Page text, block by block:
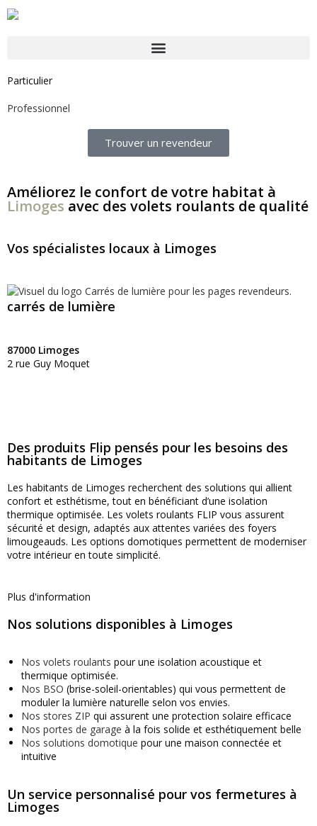
Particulier
Professionnel
Trouver un revendeur
Améliorez le confort de votre habitat à
Limoges avec des volets roulants de qualité
Vos spécialistes locaux à Limoges
carrés de lumière
87000 Limoges
2 rue Guy Moquet
Des produits Flip pensés pour les besoins des
habitants de Limoges
Les habitants de Limoges recherchent des solutions qui allient
confort et esthétisme, tout en bénéficiant d’une isolation
thermique optimisée. Les volets roulants FLIP vous assurent
sécurité et design, adaptés aux attentes variées des foyers
limougeauds. Les options domotiques permettent de moderniser
votre intérieur en toute simplicité.
Plus d'information
Nos solutions disponibles à Limoges
Nos volets roulants pour une isolation acoustique et
thermique optimisée.
Nos BSO (brise-soleil-orientables) qui vous permettent de
moduler la lumière naturelle selon vos envies.
Nos stores ZIP qui assurent une protection solaire efficace
Nos portes de garage à la fois solide et esthétiquement belle
Nos solutions domotique pour une maison connectée et
intuitive
Un service personnalisé pour vos fermetures à
Limoges